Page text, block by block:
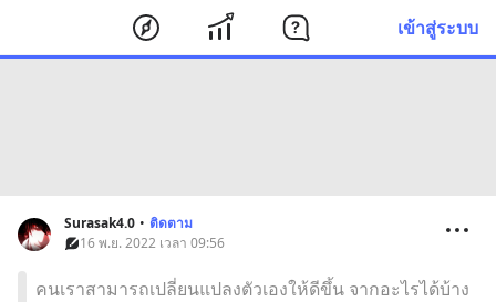
เข้าสู่ระบบ
Surasak4.0 • ติดตาม
16 พ.ย. 2022 เวลา 09:56
คนเราสามารถเปลี่ยนแปลงตัวเองให้ดีขึ้น จากอะไรได้บ้าง